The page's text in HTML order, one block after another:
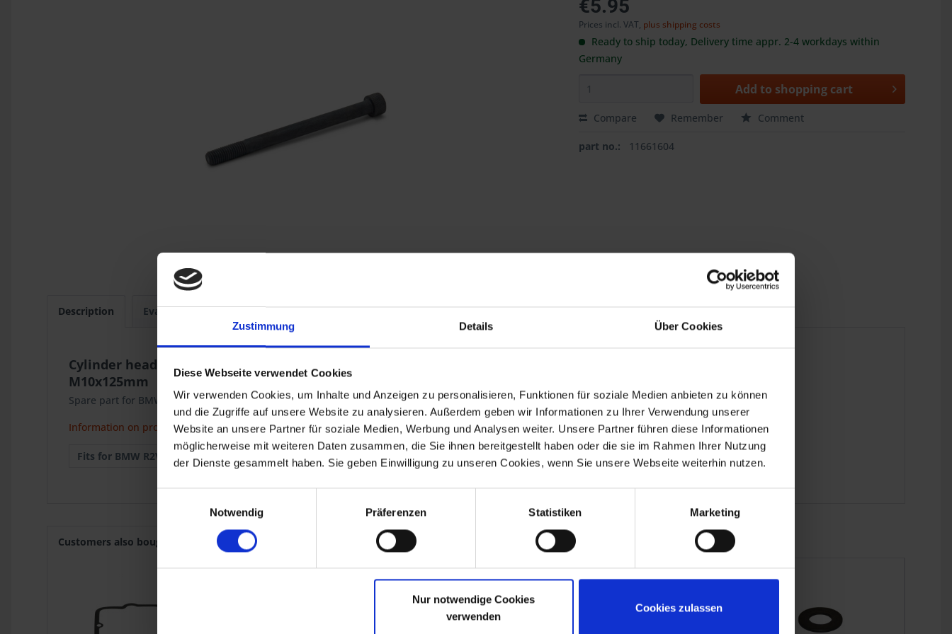
Zustimmung Details Über Cookies
Diese Webseite verwendet Cookies
Wir verwenden Cookies, um Inhalte und Anzeigen zu personalisieren, Funktionen für soziale Medien anbieten zu können
und die Zugriffe auf unsere Website zu analysieren. Außerdem geben wir Informationen zu Ihrer Verwendung unserer
Website an unsere Partner für soziale Medien, Werbung und Analysen weiter. Unsere Partner führen diese Informationen
möglicherweise mit weiteren Daten zusammen, die Sie ihnen bereitgestellt haben oder die sie im Rahmen Ihrer Nutzung
der Dienste gesammelt haben. Sie geben Einwilligung zu unseren Cookies, wenn Sie unsere Webseite weiterhin nutzen.
Notwendig
Präferenzen Statistiken Marketing
Nur notwendige Cookies
verwenden
Cookies zulassen
€5.95
Prices incl. VAT, plus shipping costs
Ready to ship today, Delivery time appr. 2-4 workdays within
Germany
Add to shopping cart
Compare Remember Comment
part no.: 11661604
Description Evaluations 0
Cylinder head bolt Krauser
M10x125mm
Spare part for BMW 2-valve models with Krauser 4-valve technology.
Information on product safety
Fits for BMW R2V: Krauser MKM
Customers also bought Customers also viewed